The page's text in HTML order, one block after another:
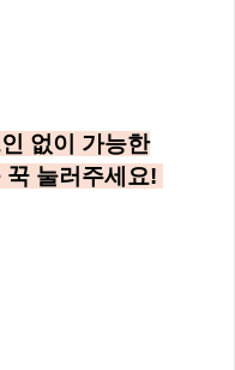
인 없이 가능한
꾹 눌러주세요!